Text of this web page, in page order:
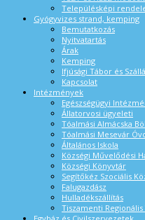
Településképi
Gyógyvizes strand, kemping
Bemutatkozás
Nyitvatartás
Árak
Kemping
Ifjúsági Tábor és
Kapcsolat
Intézmények
Egészségügyi
Állatorvosi ügyeleti
Tóalmási Almácska
Tóalmási Mesevár
Általános Iskola
Községi Művelődési
Községi Könyvtár
Segítőkéz Szociális
Falugazdász
Hulladékszállítás
Tiszamenti